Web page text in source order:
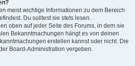
meist wichtige Informationen zu dem Bereich
Du solltest sie stets lesen.
oben auf jeder Seite des Forums, in dem sie
Bekanntmachungen hängt es von deinen
erstellen kannst oder nicht. Die
Board-Administration vergeben.